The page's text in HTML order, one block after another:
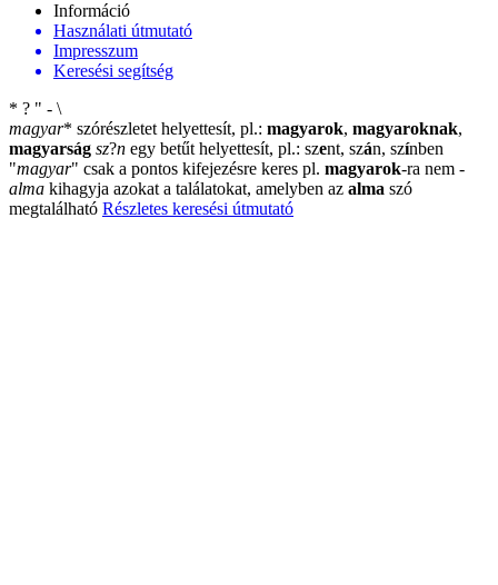
Információ
Használati útmutató
Impresszum
Keresési segítség
* ? " - \
magyar* szórészletet helyettesít, pl.: magyarok, magyaroknak,
magyarság sz?n egy betűt helyettesít, pl.: szent, szán, színben
"magyar" csak a pontos kifejezésre keres pl. magyarok-ra nem -
alma kihagyja azokat a találatokat, amelyben az alma szó
megtalálható Részletes keresési útmutató